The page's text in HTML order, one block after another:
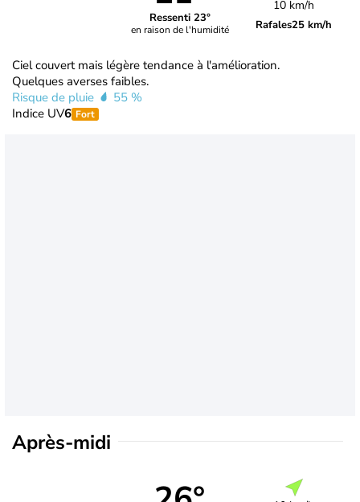
Ressenti 23°
en raison de l'humidité
10 km/h
Rafales25 km/h
Ciel couvert mais légère tendance à l'amélioration.
Quelques averses faibles.
Risque de pluie
55 %
Indice UV6 Fort
Après-midi